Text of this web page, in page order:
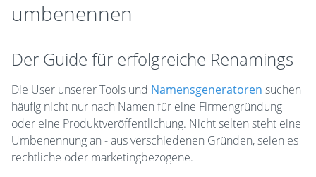
umbenennen
Der Guide für erfolgreiche Renamings
Die User unserer Tools und Namensgeneratoren suchen
häufig nicht nur nach Namen für eine Firmengründung
oder eine Produktveröffentlichung. Nicht selten steht eine
Umbenennung an - aus verschiedenen Gründen, seien es
rechtliche oder marketingbezogene.